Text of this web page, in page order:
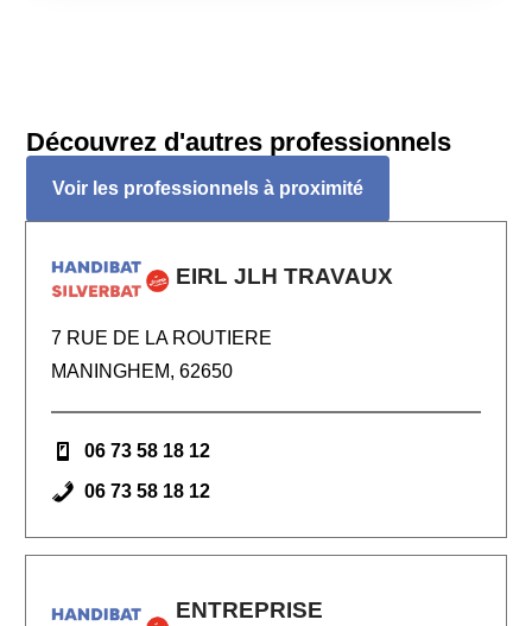
Découvrez d'autres professionnels
Voir les professionnels à proximité
EIRL JLH TRAVAUX
7 RUE DE LA ROUTIERE
MANINGHEM, 62650
06 73 58 18 12
06 73 58 18 12
ENTREPRISE